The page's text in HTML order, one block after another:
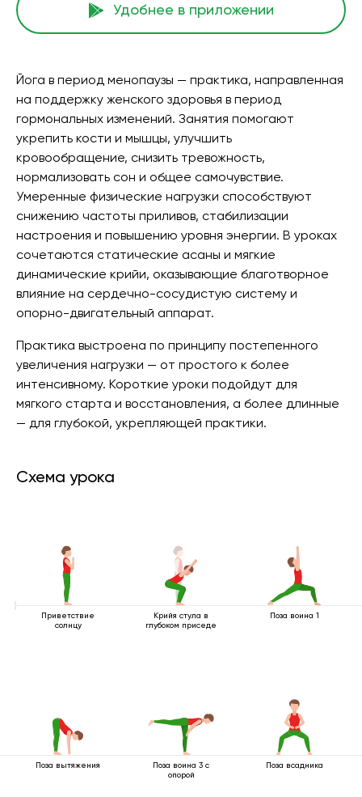
Удобнее в приложении
Йога в период менопаузы — практика, направленная
на поддержку женского здоровья в период
гормональных изменений. Занятия помогают
укрепить кости и мышцы, улучшить
кровообращение, снизить тревожность,
нормализовать сон и общее самочувствие.
Умеренные физические нагрузки способствуют
снижению частоты приливов, стабилизации
настроения и повышению уровня энергии. В уроках
сочетаются статические асаны и мягкие
динамические крийи, оказывающие благотворное
влияние на сердечно-сосудистую систему и
опорно-двигательный аппарат.
Практика выстроена по принципу постепенного
увеличения нагрузки — от простого к более
интенсивному. Короткие уроки подойдут для
мягкого старта и восстановления, а более длинные
— для глубокой, укрепляющей практики.
Схема урока
Приветствие
солнцу
Крийя стула в
глубоком приседе
Поза воина 1
Поза вытяжения
Поза воина 3 с
опорой
Поза всадника